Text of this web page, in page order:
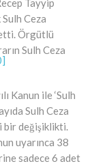
Tayyip
Ceza
Örgütlü
Sulh Ceza
Kanun ile ‘Sulh
Sulh Ceza
bir değişiklikti.
uyarınca 38
sadece 6 adet